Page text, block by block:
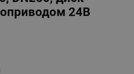
24В